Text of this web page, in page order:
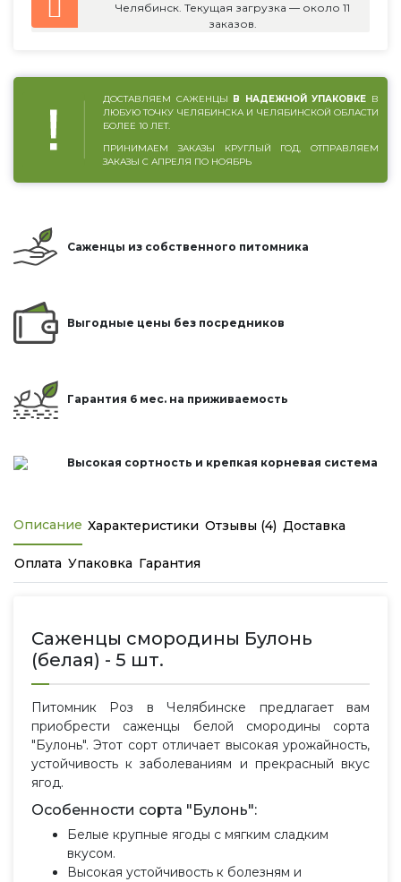
Челябинск. Текущая загрузка — около 11
заказов.
ДОСТАВЛЯЕМ САЖЕНЦЫ В НАДЕЖНОЙ УПАКОВКЕ В
ЛЮБУЮ ТОЧКУ ЧЕЛЯБИНСКА И ЧЕЛЯБИНСКОЙ ОБЛАСТИ
БОЛЕЕ 10 ЛЕТ.
ПРИНИМАЕМ ЗАКАЗЫ КРУГЛЫЙ ГОД, ОТПРАВЛЯЕМ
ЗАКАЗЫ С АПРЕЛЯ ПО НОЯБРЬ
Саженцы из собственного питомника
Выгодные цены без посредников
Гарантия 6 мес. на приживаемость
Высокая сортность и крепкая корневая система
Описание Характеристики Отзывы (4) Доставка
Оплата Упаковка Гарантия
Саженцы смородины Булонь
(белая) - 5 шт.
Питомник Роз в Челябинске предлагает вам
приобрести саженцы белой смородины сорта
"Булонь". Этот сорт отличает высокая урожайность,
устойчивость к заболеваниям и прекрасный вкус
ягод.
Особенности сорта "Булонь":
Белые крупные ягоды с мягким сладким
вкусом.
Высокая устойчивость к болезням и